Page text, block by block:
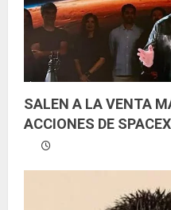
o
SALEN A LA VENTA
ACCIONES DE